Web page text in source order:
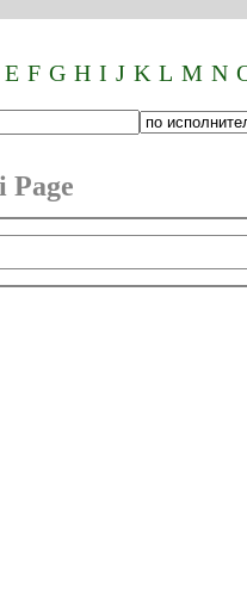
E F G H I J K L M N
Page